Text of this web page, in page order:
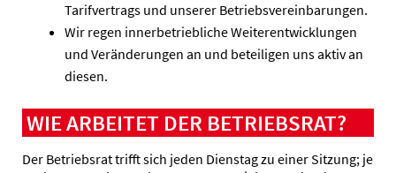
Tarifvertrags und unserer Betriebsvereinbarungen.
Wir regen innerbetriebliche Weiterentwicklungen
und Veränderungen an und beteiligen uns aktiv an
diesen.
WIE ARBEITET DER BETRIEBSRAT?
Der Betriebsrat trifft sich jeden Dienstag zu einer Sitzung; je